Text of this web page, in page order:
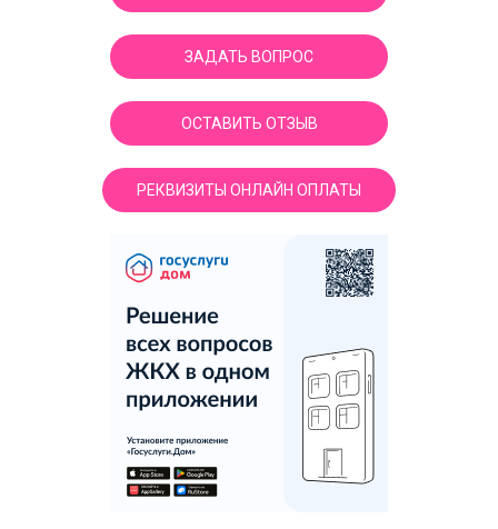
ЗАДАТЬ ВОПРОС
ОСТАВИТЬ ОТЗЫВ
РЕКВИЗИТЫ ОНЛАЙН ОПЛАТЫ